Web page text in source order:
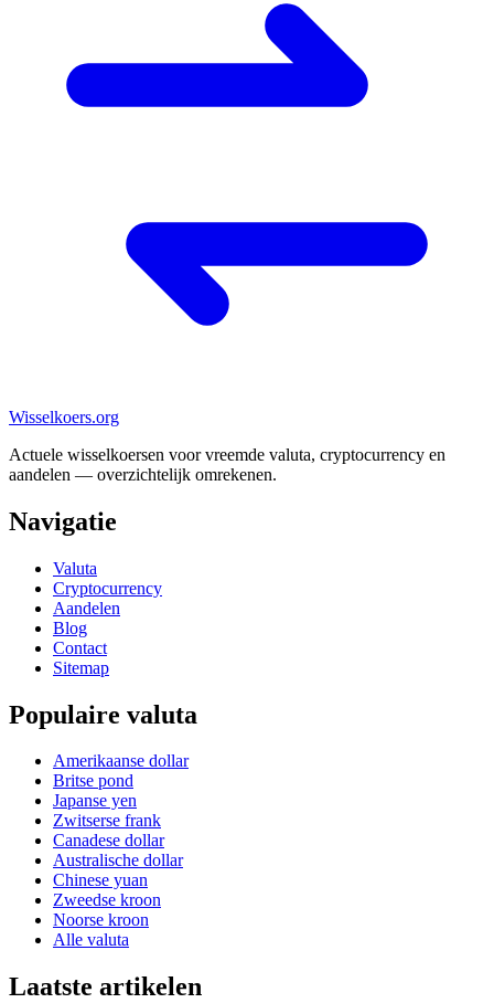
Wisselkoers.org
Actuele wisselkoersen voor vreemde valuta, cryptocurrency en
aandelen — overzichtelijk omrekenen.
Navigatie
Valuta
Cryptocurrency
Aandelen
Blog
Contact
Sitemap
Populaire valuta
Amerikaanse dollar
Britse pond
Japanse yen
Zwitserse frank
Canadese dollar
Australische dollar
Chinese yuan
Zweedse kroon
Noorse kroon
Alle valuta
Laatste artikelen